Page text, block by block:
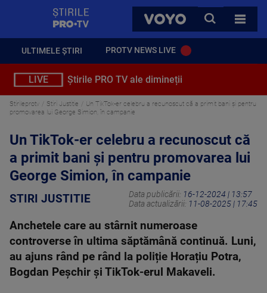
VOYO
CAUTA
TOATE
ULTIMELE ȘTIRI PROTV NEWS LIVE
LIVE Știrile PRO TV ale dimineții
Stirileprotv Stiri Justitie
Un TikTok-er celebru a recunoscut că a primit bani și pentru
promovarea lui George Simion, în campanie
Un TikTok-er celebru a recunoscut că
a primit bani și pentru promovarea lui
George Simion, în campanie
STIRI JUSTITIE Data publicării: 16-12-2024 | 13:57
Data actualizării: 11-08-2025 | 17:45
Anchetele care au stârnit numeroase
controverse în ultima săptămână continuă. Luni,
au ajuns rând pe rând la poliție Horațiu Potra,
Bogdan Peșchir și TikTok-erul Makaveli.